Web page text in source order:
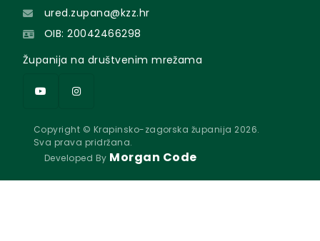
ured.zupana@kzz.hr
OIB: 20042466298
Županija na društvenim mrežama
Copyright © Krapinsko-zagorska županija 2026.
Sva prava pridržana.
Developed By Morgan Code